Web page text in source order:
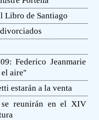
Libro de Santiago
Federico Jeanmarie
aire''
estarán a la venta
se reunirán en el XIV